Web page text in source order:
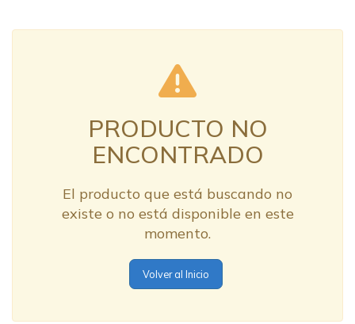
PRODUCTO NO
ENCONTRADO
El producto que está buscando no
existe o no está disponible en este
momento.
Volver al Inicio